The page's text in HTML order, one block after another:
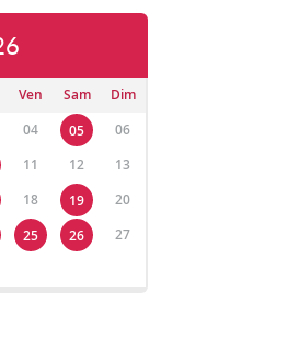
Ven Sam
Dim
04 05
06
11 12
13
18 19
20
25 26
27